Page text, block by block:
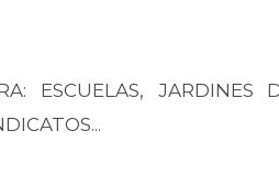
ESCUELAS, JARDINES